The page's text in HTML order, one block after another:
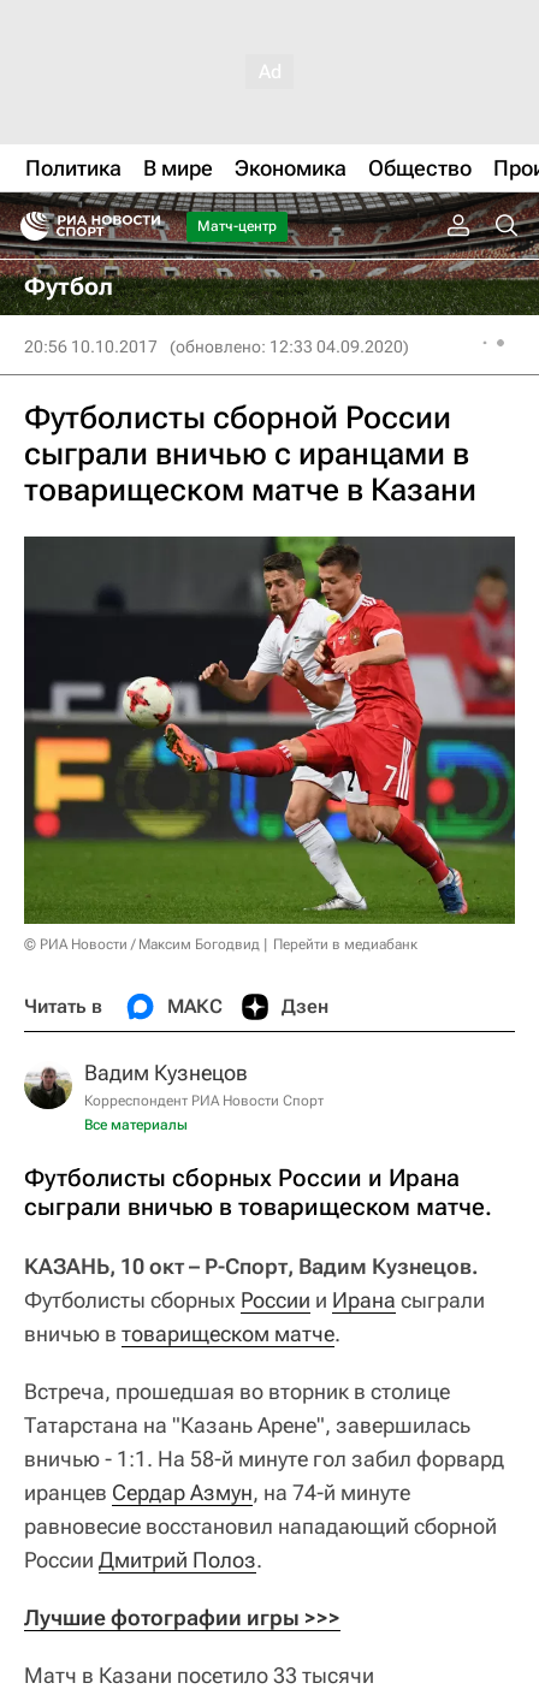
Политика В мире Экономика Общество
Матч-центр
Футбол
20:56 10.10.2017 (обновлено: 12:33 04.09.2020)
Футболисты сборной России
сыграли вничью с иранцами в
товарищеском матче в Казани
© РИА Новости / Максим Богодвид Перейти в медиабанк
Читать в МАКС Дзен
Вадим Кузнецов
Корреспондент РИА Новости Спорт
Все материалы
Футболисты сборных России и Ирана
сыграли вничью в товарищеском матче.
КАЗАНЬ, 10 окт – Р-Спорт, Вадим Кузнецов.
Футболисты сборных России и Ирана сыграли
вничью в товарищеском матче.
Встреча, прошедшая во вторник в столице
Татарстана на "Казань Арене", завершилась
вничью - 1:1. На 58-й минуте гол забил форвард
иранцев Сердар Азмун, на 74-й минуте
равновесие восстановил нападающий сборной
России Дмитрий Полоз.
Лучшие фотографии игры >>>
Матч в Казани посетило 33 тысячи